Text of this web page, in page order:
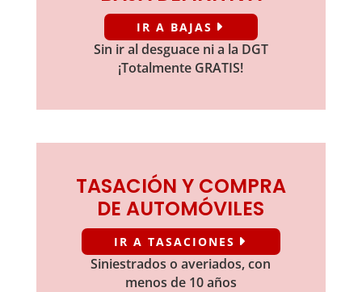
IR A BAJAS
Sin ir al desguace ni a la DGT
¡Totalmente GRATIS!
TASACIÓN Y COMPRA
DE AUTOMÓVILES
IR A TASACIONES
Siniestrados o averiados, con
menos de 10 años